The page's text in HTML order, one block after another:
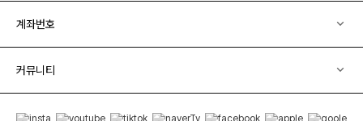
계좌번호
커뮤니티